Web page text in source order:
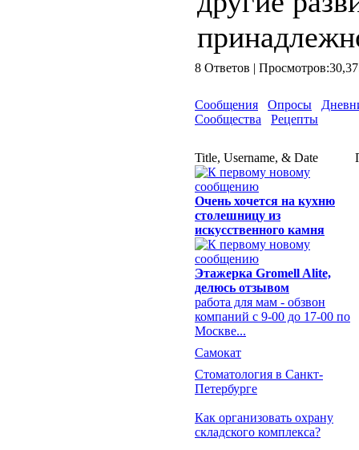
8 Ответов |
Сообщения Опросы
Сообщества
Рецепты
Title, Username, & Date
Очень хочется на кухню
столешницу из
искусственного камня
Этажерка Gromell Alite,
делюсь отзывом
работа для мам - обзвон
компаний с 9-00 до 17-00 по
Москве...
Самокат
Стоматология в Санкт-
Петербурге
Как организовать охрану
складского комплекса?